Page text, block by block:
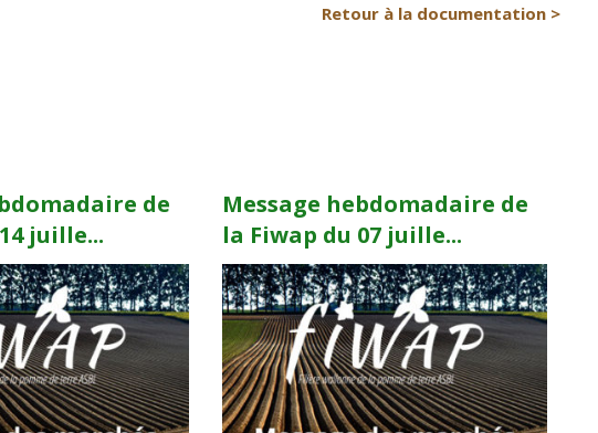
Retour à la documentation >
de
juille...
Message hebdomadaire de
la Fiwap du 07 juille...